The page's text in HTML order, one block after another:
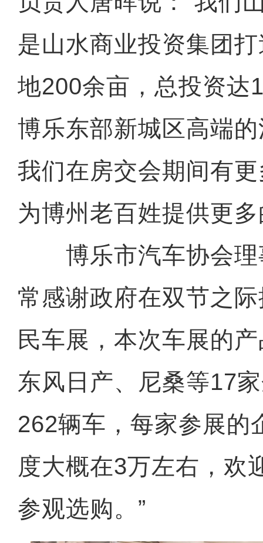
是山水商业投资集团
地200余亩，总投资达
博乐东部新城区高端
我们在房交会期间有
为博州老百姓提供更
博乐市汽车协会理
常感谢政府在双节之
民车展，本次车展的
东风日产、尼桑等17
262辆车，每家参展的
度大概在3万左右，欢
参观选购。”